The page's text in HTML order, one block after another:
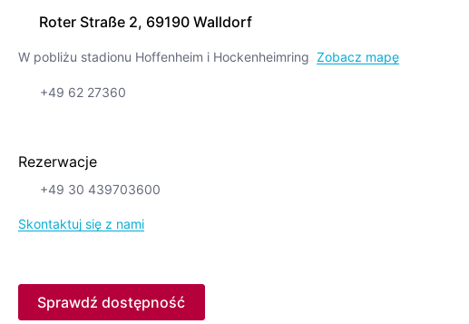
Roter Straße 2, 69190 Walldorf
W pobliżu stadionu Hoffenheim i Hockenheimring Zobacz mapę
+49 62 27360
Rezerwacje
+49 30 439703600
Skontaktuj się z nami
Sprawdź dostępność